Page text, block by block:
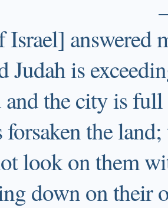
answered
Judah is
the city is
forsaken the
look on them
down on their